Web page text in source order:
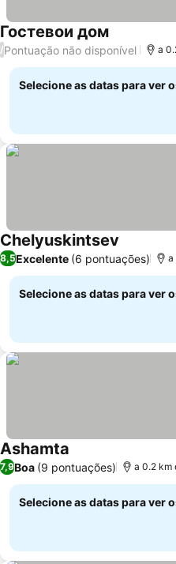
Гостевои дом
/Pontuação não disponível a
Selecione as datas para ver
Chelyuskintsev
8,5Excelente (6 pontuações) a
Selecione as datas para ver
Ashamta
7,9Boa (9 pontuações) a 0.2 km
Selecione as datas para ver